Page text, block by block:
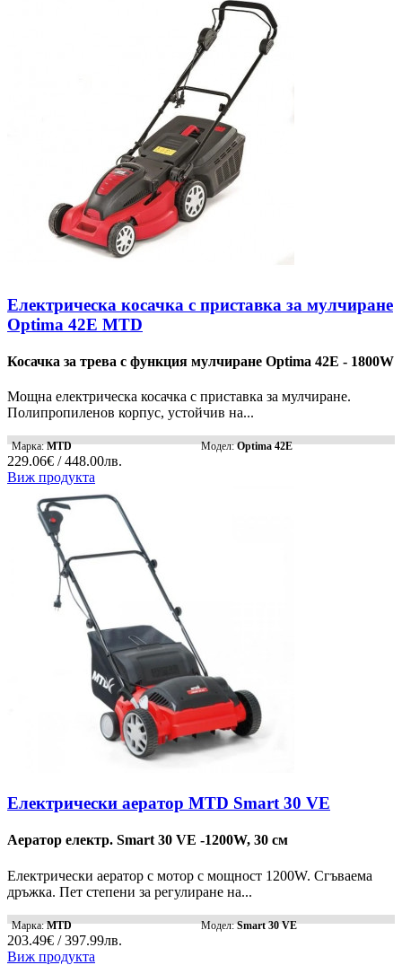
Електрическа косачка с приставка за мулчиране
Optima 42E MTD
Косачка за трева с функция мулчиране Optima 42E - 1800W
Мощна електрическа косачка с приставка за мулчиране.
Полипропиленов корпус, устойчив на...
Марка:MTD Модел:Optima 42E
229.06€ / 448.00лв.
Виж продукта
Електрически аератор MTD Smart 30 VE
Аератор електр. Smart 30 VE -1200W, 30 см
Електрически аератор с мотор с мощност 1200W. Сгъваема
дръжка. Пет степени за регулиране на...
Марка:MTD Модел:Smart 30 VE
203.49€ / 397.99лв.
Виж продукта